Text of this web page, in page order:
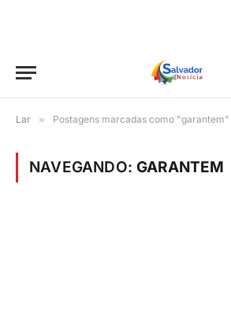
Lar » Postagens marcadas como "garantem"
NAVEGANDO: GARANTEM